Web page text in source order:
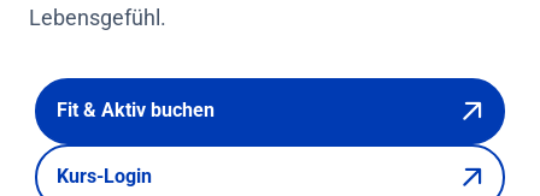
Lebensgefühl.
Fit & Aktiv buchen
Kurs-Login